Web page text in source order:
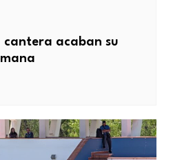
cantera acaban su